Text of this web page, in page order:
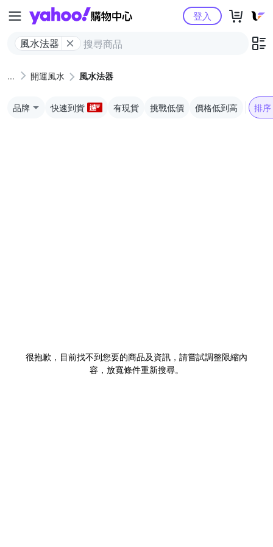
Yahoo購物中心
風水法器
登入
開運風水 風水法器
品牌 快速到貨 有現貨 挑戰低價 價格低到高 排序
很抱歉，目前找不到您要的商品及資訊，請嘗試調整限縮內
容，放寬條件重新搜尋。